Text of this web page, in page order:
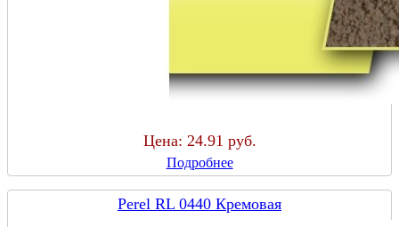
Цена: 24.91 руб.
Подробнее
Perel RL 0440 Кремовая